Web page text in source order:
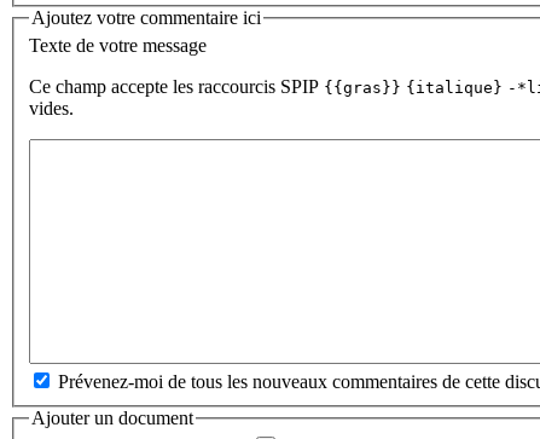
Ajoutez votre commentaire ici
Texte de votre message
Ce champ accepte les raccourcis SPIP {{gras}} {italique} -
vides.
Prévenez-moi de tous les nouveaux commentaires de cette
Ajouter un document